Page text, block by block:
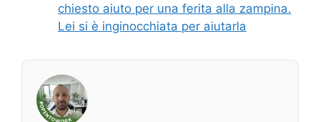
chiesto aiuto per una ferita alla zampina.
Lei si è inginocchiata per aiutarla